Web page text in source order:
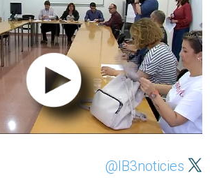
@IB3noticies